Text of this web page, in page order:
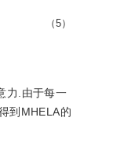
（5）
力.由于每一
到MHELA的